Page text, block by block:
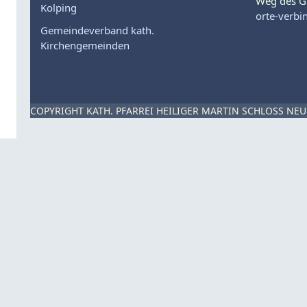
Kolping
Gemeindeverband kath.
Kirchengemeinden
orte-
COPYRIGHT KATH. PFARREI HEILIGER MARTIN SCHLOSS